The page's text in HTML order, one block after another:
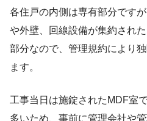
各住戸の内側は専有部分です
や外壁、回線設備が集約され
部分なので、管理規約により
ます。
工事当日は施錠されたMDF室
多いため、事前に管理会社や